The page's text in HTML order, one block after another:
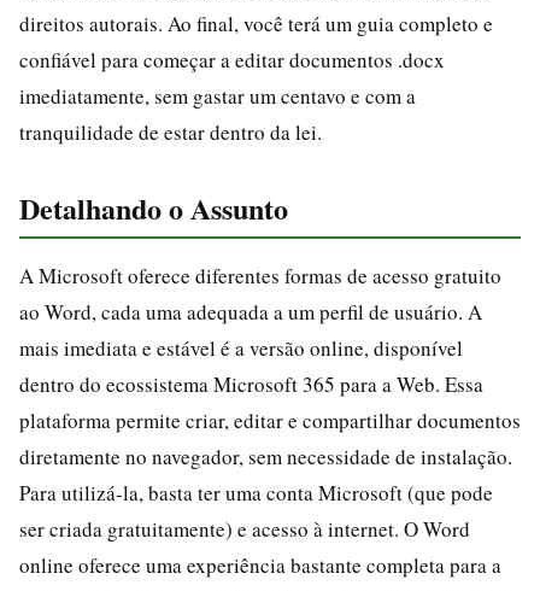
direitos autorais. Ao final, você terá um guia completo e
confiável para começar a editar documentos .docx
imediatamente, sem gastar um centavo e com a
tranquilidade de estar dentro da lei.
Detalhando o Assunto
A Microsoft oferece diferentes formas de acesso gratuito
ao Word, cada uma adequada a um perfil de usuário. A
mais imediata e estável é a versão online, disponível
dentro do ecossistema Microsoft 365 para a Web. Essa
plataforma permite criar, editar e compartilhar documentos
diretamente no navegador, sem necessidade de instalação.
Para utilizá-la, basta ter uma conta Microsoft (que pode
ser criada gratuitamente) e acesso à internet. O Word
online oferece uma experiência bastante completa para a